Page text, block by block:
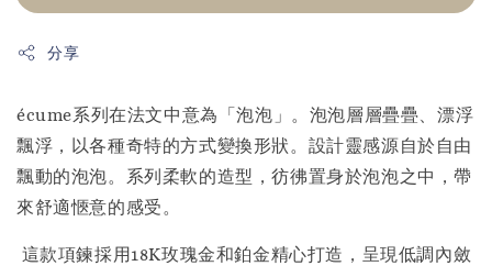
分享
écume系列在法文中意為「泡泡」。泡泡層層疊疊、漂浮
飄浮，以各種奇特的方式變換形狀。設計靈感源自於自由
飄動的泡泡。系列柔軟的造型，彷彿置身於泡泡之中，帶
來舒適愜意的感受。
這款項鍊採用18K玫瑰金和鉑金精心打造，呈現低調內斂